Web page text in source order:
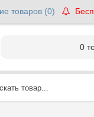
товаров (0)
0